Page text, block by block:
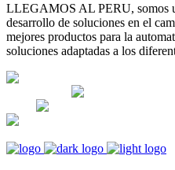
LLEGAMOS AL PERU, somos
desarrollo de soluciones en el
mejores productos para la
soluciones adaptadas a los